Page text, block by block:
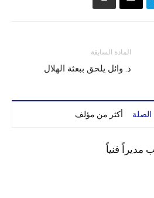
المادة السابقة
د. وائل يلحق ببعثة الهلال
الصلة أكثر من مؤلف
مديراً فنياً